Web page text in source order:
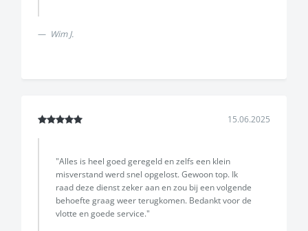
Wim J.
15.06.2025
"Alles is heel goed geregeld en zelfs een klein
misverstand werd snel opgelost. Gewoon top. Ik
raad deze dienst zeker aan en zou bij een volgende
behoefte graag weer terugkomen. Bedankt voor de
vlotte en goede service."